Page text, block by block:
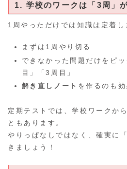
1. 学校のワークは「3周」が
1周やっただけでは知識は定着し
まずは1周やり切る
できなかった問題だけをピ
目」「3周目」
解き直しノート を作るのも効
定期テストでは、学校ワークか
ともあります。
やりっぱなしではなく、確実に
きましょう！